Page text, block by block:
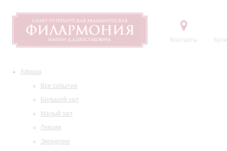
Контакты
Афиша
Все события
Большой зал
Малый зал
Лекции
Экскурсии